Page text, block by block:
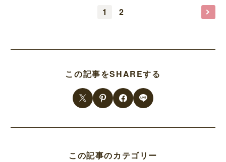
1 2
この記事をSHAREする
この記事のカテゴリー